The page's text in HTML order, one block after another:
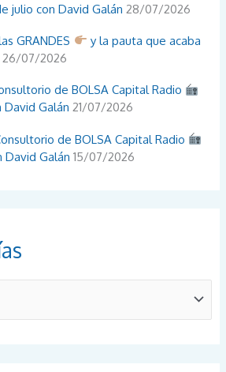
julio con David Galán 28/07/2026
GRANDES
y la pauta que acaba
26/07/2026
de BOLSA Capital Radio
David Galán 21/07/2026
de BOLSA Capital Radio
David Galán 15/07/2026